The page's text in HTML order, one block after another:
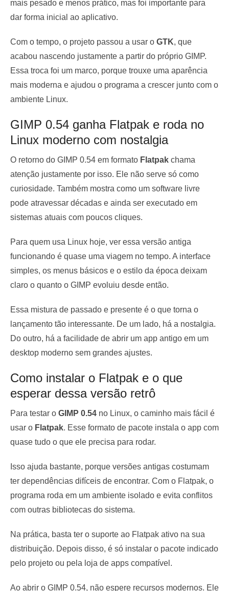
mais pesado e menos prático, mas foi importante para
dar forma inicial ao aplicativo.
Com o tempo, o projeto passou a usar o GTK, que
acabou nascendo justamente a partir do próprio GIMP.
Essa troca foi um marco, porque trouxe uma aparência
mais moderna e ajudou o programa a crescer junto com o
ambiente Linux.
GIMP 0.54 ganha Flatpak e roda no
Linux moderno com nostalgia
O retorno do GIMP 0.54 em formato Flatpak chama
atenção justamente por isso. Ele não serve só como
curiosidade. Também mostra como um software livre
pode atravessar décadas e ainda ser executado em
sistemas atuais com poucos cliques.
Para quem usa Linux hoje, ver essa versão antiga
funcionando é quase uma viagem no tempo. A interface
simples, os menus básicos e o estilo da época deixam
claro o quanto o GIMP evoluiu desde então.
Essa mistura de passado e presente é o que torna o
lançamento tão interessante. De um lado, há a nostalgia.
Do outro, há a facilidade de abrir um app antigo em um
desktop moderno sem grandes ajustes.
Como instalar o Flatpak e o que
esperar dessa versão retrô
Para testar o GIMP 0.54 no Linux, o caminho mais fácil é
usar o Flatpak. Esse formato de pacote instala o app com
quase tudo o que ele precisa para rodar.
Isso ajuda bastante, porque versões antigas costumam
ter dependências difíceis de encontrar. Com o Flatpak, o
programa roda em um ambiente isolado e evita conflitos
com outras bibliotecas do sistema.
Na prática, basta ter o suporte ao Flatpak ativo na sua
distribuição. Depois disso, é só instalar o pacote indicado
pelo projeto ou pela loja de apps compatível.
Ao abrir o GIMP 0.54, não espere recursos modernos. Ele